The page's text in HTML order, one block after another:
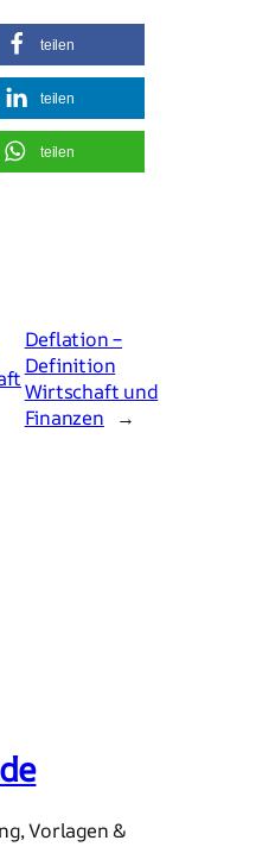
teilen
teilen
teilen
Deflation –
Definition
Wirtschaft und
Finanzen
→
Vorlagen &